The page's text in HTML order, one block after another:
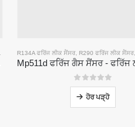
,R410A ਫਰਿੱਜ ਫਰਿੱਜ INGE ਸੈਂਸਰ
R134A ਫਰਿੱਜ ਲੀਕ ਸੈਂਸਰ, R290 ਫਰਿੱਜ ਲੀਕ ਸੈਂਸਰ,
05 ਵਿਚੋਂ
ਹੋਰ ਪੜ੍ਹੋ